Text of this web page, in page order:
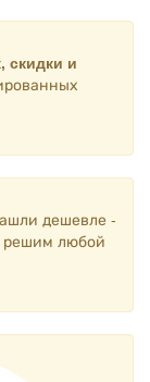
скидки и
дешевле -
решим любой